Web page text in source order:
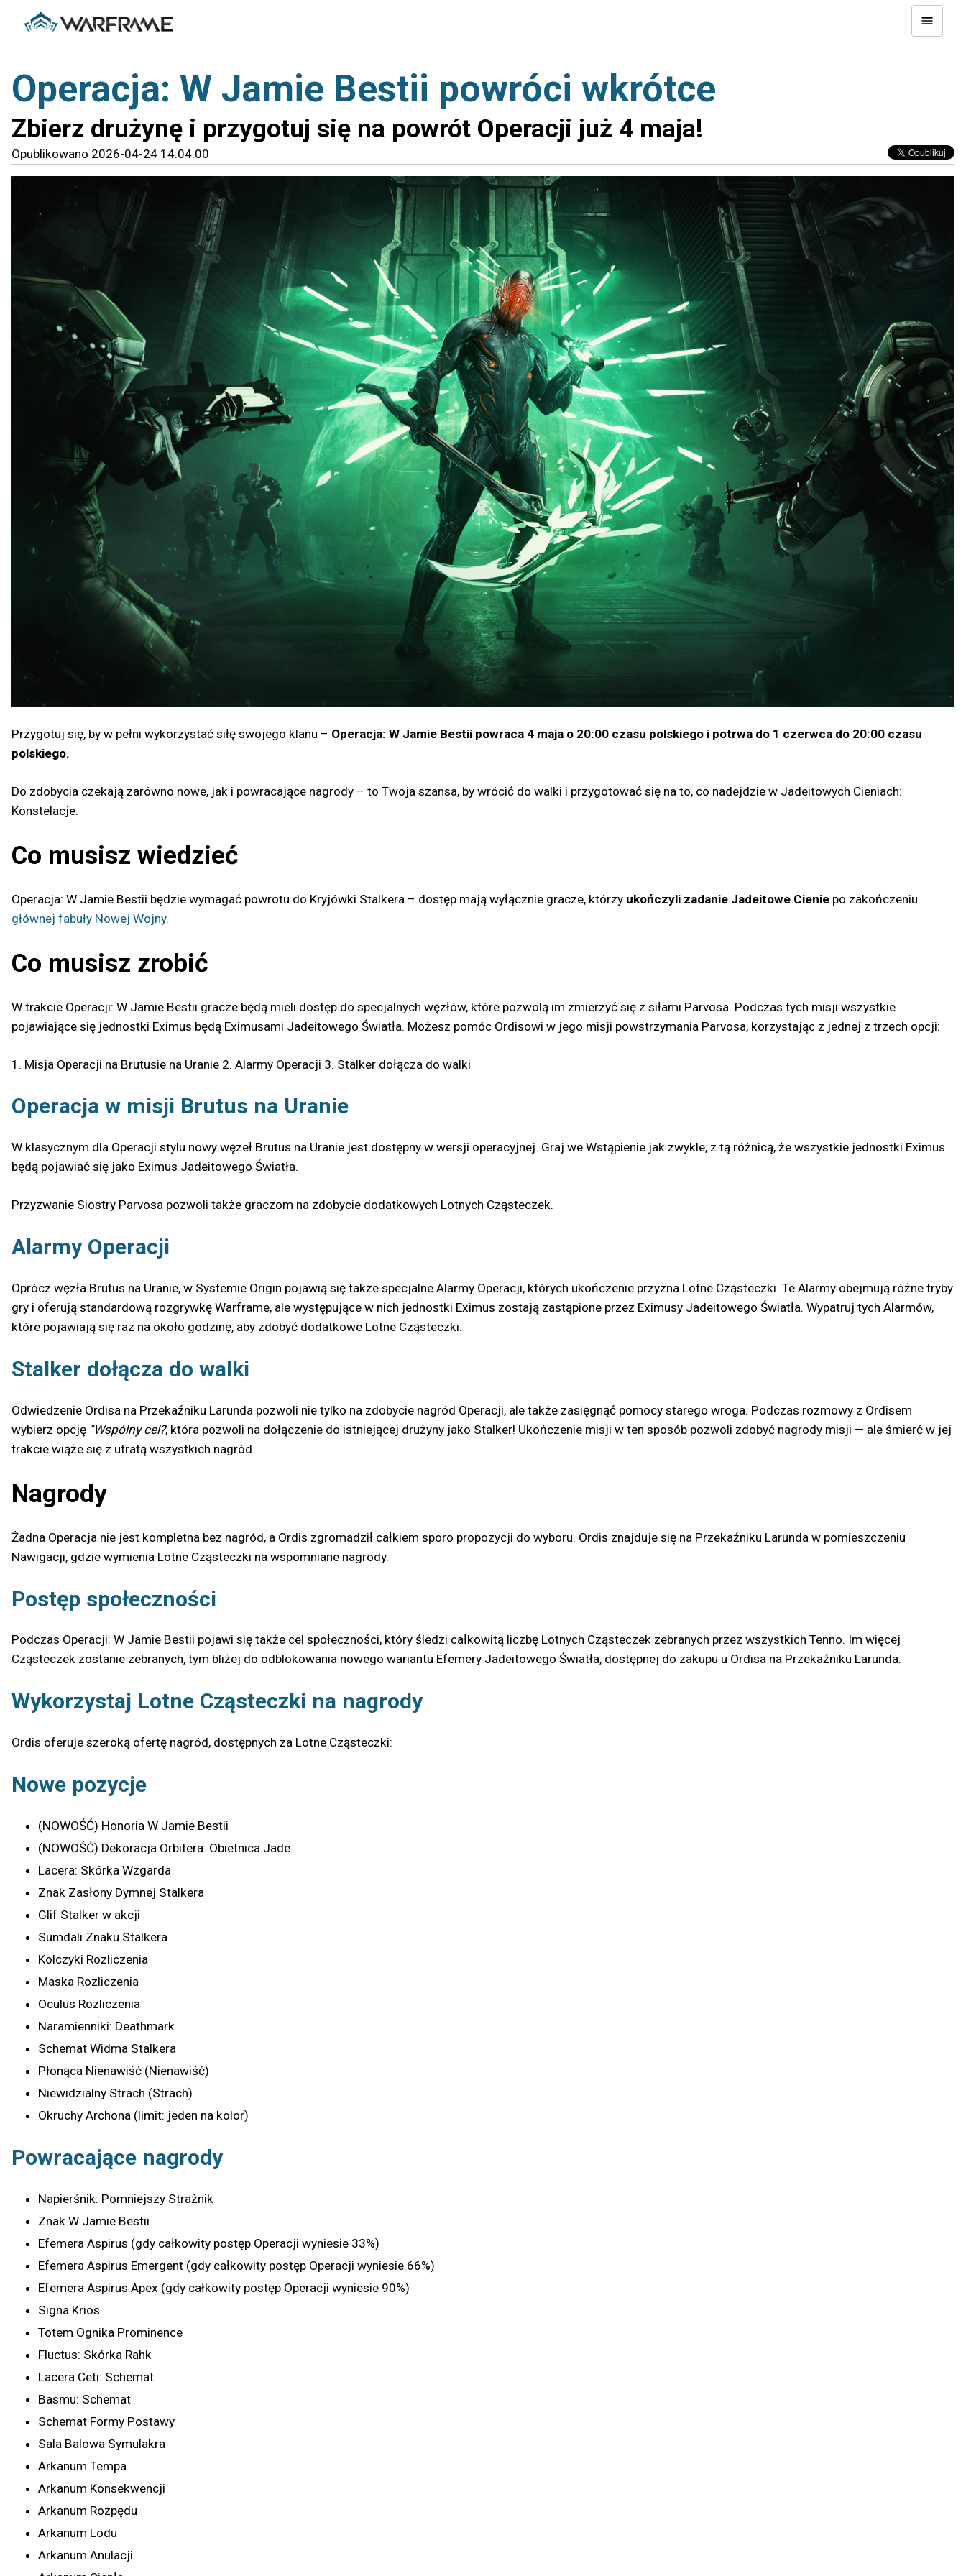
Operacja: W Jamie Bestii powróci wkrótce
Zbierz drużynę i przygotuj się na powrót Operacji już 4 maja!
Opublikowano 2026-04-24 14:04:00
Przygotuj się, by w pełni wykorzystać siłę swojego klanu – Operacja: W Jamie Bestii powraca 4 maja o 20:00 czasu polskiego i potrwa do 1 czerwca do 20:00 czasu
polskiego.
Do zdobycia czekają zarówno nowe, jak i powracające nagrody – to Twoja szansa, by wrócić do walki i przygotować się na to, co nadejdzie w Jadeitowych Cieniach:
Konstelacje.
Co musisz wiedzieć
Operacja: W Jamie Bestii będzie wymagać powrotu do Kryjówki Stalkera – dostęp mają wyłącznie gracze, którzy ukończyli zadanie Jadeitowe Cienie po zakończeniu
głównej fabuły Nowej Wojny.
Co musisz zrobić
W trakcie Operacji: W Jamie Bestii gracze będą mieli dostęp do specjalnych węzłów, które pozwolą im zmierzyć się z siłami Parvosa. Podczas tych misji wszystkie
pojawiające się jednostki Eximus będą Eximusami Jadeitowego Światła. Możesz pomóc Ordisowi w jego misji powstrzymania Parvosa, korzystając z jednej z trzech opcji:
1. Misja Operacji na Brutusie na Uranie 2. Alarmy Operacji 3. Stalker dołącza do walki
Operacja w misji Brutus na Uranie
W klasycznym dla Operacji stylu nowy węzeł Brutus na Uranie jest dostępny w wersji operacyjnej. Graj we Wstąpienie jak zwykle, z tą różnicą, że wszystkie jednostki Eximus
będą pojawiać się jako Eximus Jadeitowego Światła.
Przyzwanie Siostry Parvosa pozwoli także graczom na zdobycie dodatkowych Lotnych Cząsteczek.
Alarmy Operacji
Oprócz węzła Brutus na Uranie, w Systemie Origin pojawią się także specjalne Alarmy Operacji, których ukończenie przyzna Lotne Cząsteczki. Te Alarmy obejmują różne tryby
gry i oferują standardową rozgrywkę Warframe, ale występujące w nich jednostki Eximus zostają zastąpione przez Eximusy Jadeitowego Światła. Wypatruj tych Alarmów,
które pojawiają się raz na około godzinę, aby zdobyć dodatkowe Lotne Cząsteczki.
Stalker dołącza do walki
Odwiedzenie Ordisa na Przekaźniku Larunda pozwoli nie tylko na zdobycie nagród Operacji, ale także zasięgnąć pomocy starego wroga. Podczas rozmowy z Ordisem
wybierz opcję "Wspólny cel?, która pozwoli na dołączenie do istniejącej drużyny jako Stalker! Ukończenie misji w ten sposób pozwoli zdobyć nagrody misji — ale śmierć w jej
trakcie wiąże się z utratą wszystkich nagród.
Nagrody
Żadna Operacja nie jest kompletna bez nagród, a Ordis zgromadził całkiem sporo propozycji do wyboru. Ordis znajduje się na Przekaźniku Larunda w pomieszczeniu
Nawigacji, gdzie wymienia Lotne Cząsteczki na wspomniane nagrody.
Postęp społeczności
Podczas Operacji: W Jamie Bestii pojawi się także cel społeczności, który śledzi całkowitą liczbę Lotnych Cząsteczek zebranych przez wszystkich Tenno. Im więcej
Cząsteczek zostanie zebranych, tym bliżej do odblokowania nowego wariantu Efemery Jadeitowego Światła, dostępnej do zakupu u Ordisa na Przekaźniku Larunda.
Wykorzystaj Lotne Cząsteczki na nagrody
Ordis oferuje szeroką ofertę nagród, dostępnych za Lotne Cząsteczki:
Nowe pozycje
(NOWOŚĆ) Honoria W Jamie Bestii
(NOWOŚĆ) Dekoracja Orbitera: Obietnica Jade
Lacera: Skórka Wzgarda
Znak Zasłony Dymnej Stalkera
Glif Stalker w akcji
Sumdali Znaku Stalkera
Kolczyki Rozliczenia
Maska Rozliczenia
Oculus Rozliczenia
Naramienniki: Deathmark
Schemat Widma Stalkera
Płonąca Nienawiść (Nienawiść)
Niewidzialny Strach (Strach)
Okruchy Archona (limit: jeden na kolor)
Powracające nagrody
Napierśnik: Pomniejszy Strażnik
Znak W Jamie Bestii
Efemera Aspirus (gdy całkowity postęp Operacji wyniesie 33%)
Efemera Aspirus Emergent (gdy całkowity postęp Operacji wyniesie 66%)
Efemera Aspirus Apex (gdy całkowity postęp Operacji wyniesie 90%)
Signa Krios
Totem Ognika Prominence
Fluctus: Skórka Rahk
Lacera Ceti: Schemat
Basmu: Schemat
Schemat Formy Postawy
Sala Balowa Symulakra
Arkanum Tempa
Arkanum Konsekwencji
Arkanum Rozpędu
Arkanum Lodu
Arkanum Anulacji